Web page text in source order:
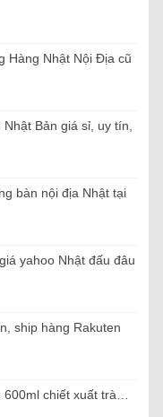
Hàng Nhật Nội Địa cũ
Bản giá sỉ, uy tín,
bàn nội địa Nhật tại
yahoo Nhật đấu đâu
ship hàng Rakuten
600ml chiết xuất trà…